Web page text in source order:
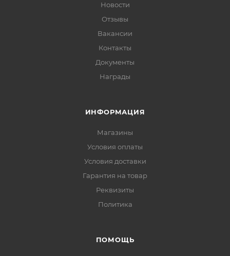
Новости
Отзывы
Вакансии
Контакты
Документы
Награды
ИНФОРМАЦИЯ
Магазины
Условия оплаты
Условия доставки
Гарантия на товар
Реквизиты
Политика
ПОМОЩЬ